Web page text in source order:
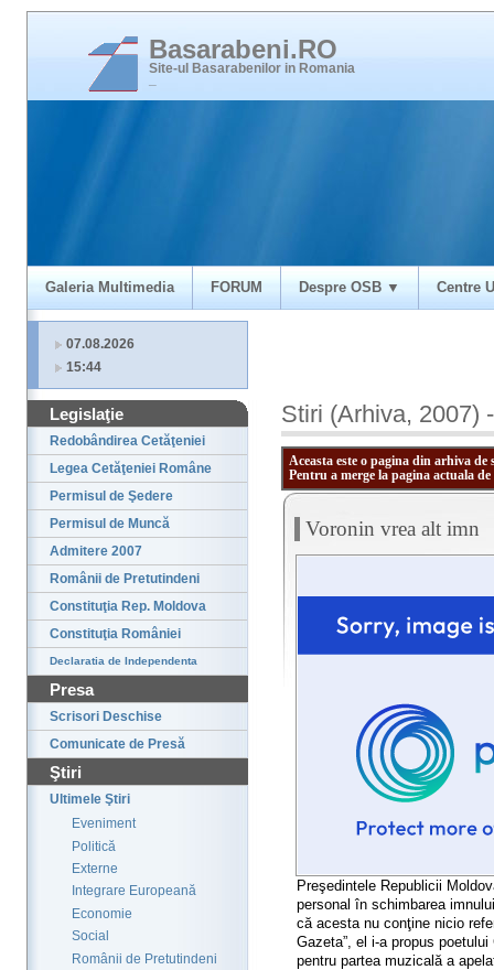
Basarabeni.RO
Site-ul Basarabenilor in Romania
Galeria Multimedia FORUM Despre OSB ▼ Centre
07.08.2026
15:44
Legislaţie
Redobândirea Cetăţeniei
Legea Cetăţeniei Române
Permisul de Şedere
Permisul de Muncă
Admitere 2007
Românii de Pretutindeni
Constituţia Rep. Moldova
Constituţia României
Declaratia de Independenta
Presa
Scrisori Deschise
Comunicate de Presă
Ştiri
Ultimele Ştiri
Eveniment
Politică
Externe
Integrare Europeană
Economie
Social
Românii de Pretutindeni
Stiri (Arhiva, 2007)
Aceasta este o pagina din arhiva
Pentru a merge la pagina actuala
Voronin vrea alt imn
Preşedintele Republicii
personal în schimbarea
că acesta nu conţine nicio
Gazeta”, el i-a propus
pentru partea muzicală a